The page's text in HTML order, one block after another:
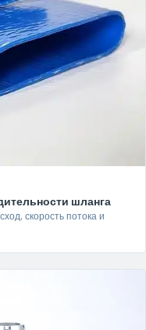
шланга
скорость потока и